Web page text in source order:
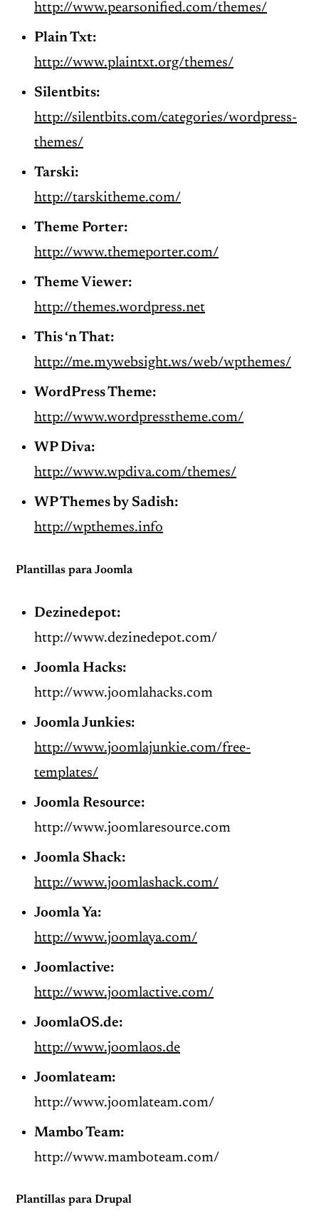
http://www.pearsonified.com/themes/
Plain Txt:
http://www.plaintxt.org/themes/
Silentbits:
http://silentbits.com/categories/wordpress-
themes/
Tarski:
http://tarskitheme.com/
Theme Porter:
http://www.themeporter.com/
Theme Viewer:
http://themes.wordpress.net
This ‘n That:
http://me.mywebsight.ws/web/wpthemes/
WordPress Theme:
http://www.wordpresstheme.com/
WP Diva:
http://www.wpdiva.com/themes/
WP Themes by Sadish:
http://wpthemes.info
Plantillas para Joomla
Dezinedepot:
http://www.dezinedepot.com/
Joomla Hacks:
http://www.joomlahacks.com
Joomla Junkies:
http://www.joomlajunkie.com/free-
templates/
Joomla Resource:
http://www.joomlaresource.com
Joomla Shack:
http://www.joomlashack.com/
Joomla Ya:
http://www.joomlaya.com/
Joomlactive:
http://www.joomlactive.com/
JoomlaOS.de:
http://www.joomlaos.de
Joomlateam:
http://www.joomlateam.com/
Mambo Team:
http://www.mamboteam.com/
Plantillas para Drupal